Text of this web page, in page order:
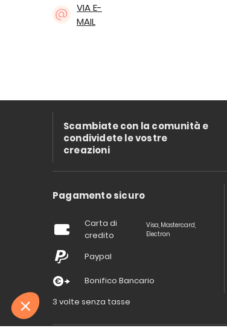
VIA E-
MAIL
Scambiate con la comunità e
condividete le vostre
creazioni
Pagamento sicuro
Carta di
credito
Visa, Mastercard,
Electron
Paypal
Bonifico Bancario
3 volte senza tasse